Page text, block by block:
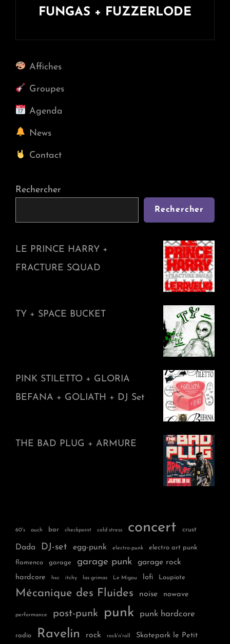
FUNGAS + FUZZERLODE
Post
Affiches
Groupes
Agenda
News
Contact
Rechercher
Rechercher
LE PRINCE HARRY +
FRACTURE SQUAD
TY + SPACE BUCKET
PINK STILETTO + GLORIA
BEFANA + GOLIATH + DJ Set
THE BAD PLUG + ARMURE
60's auch bar checkpoint cold stress concert crust
Dada DJ-set egg-punk electro-punk electro art punk
flamenco garage garage punk garage rock
hardcore hxc itchy las grimas Le Migou lofi Loupiote
Mécanique des Fluides noise nowave
performance post-punk punk punk hardcore
radio Ravelin rock rock'n'roll Skatepark le Petit